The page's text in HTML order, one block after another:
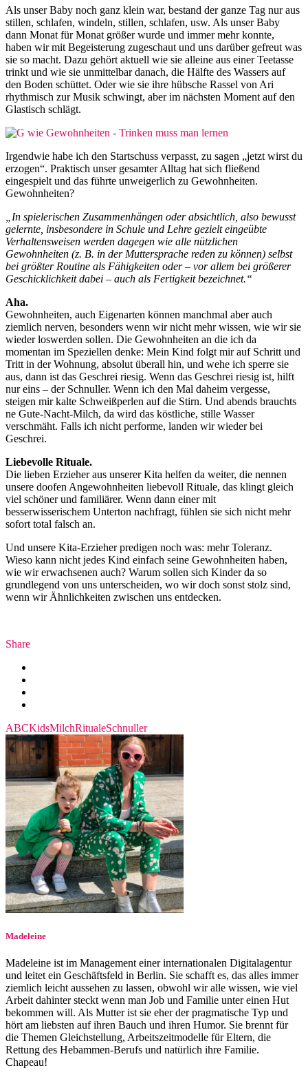
Als unser Baby noch ganz klein war, bestand der ganze Tag nur aus
stillen, schlafen, windeln, stillen, schlafen, usw. Als unser Baby
dann Monat für Monat größer wurde und immer mehr konnte,
haben wir mit Begeisterung zugeschaut und uns darüber gefreut was
sie so macht. Dazu gehört aktuell wie sie alleine aus einer Teetasse
trinkt und wie sie unmittelbar danach, die Hälfte des Wassers auf
den Boden schüttet. Oder wie sie ihre hübsche Rassel von Ari
rhythmisch zur Musik schwingt, aber im nächsten Moment auf den
Glastisch schlägt.
Irgendwie habe ich den Startschuss verpasst, zu sagen „jetzt wirst du
erzogen“. Praktisch unser gesamter Alltag hat sich fließend
eingespielt und das führte unweigerlich zu Gewohnheiten.
Gewohnheiten?
„In spielerischen Zusammenhängen oder absichtlich, also bewusst
gelernte, insbesondere in Schule und Lehre gezielt eingeübte
Verhaltensweisen werden dagegen wie alle nützlichen
Gewohnheiten (z. B. in der Muttersprache reden zu können) selbst
bei größter Routine als Fähigkeiten oder – vor allem bei größerer
Geschicklichkeit dabei – auch als Fertigkeit bezeichnet.“
Aha.
Gewohnheiten, auch Eigenarten können manchmal aber auch
ziemlich nerven, besonders wenn wir nicht mehr wissen, wie wir sie
wieder loswerden sollen. Die Gewohnheiten an die ich da
momentan im Speziellen denke: Mein Kind folgt mir auf Schritt und
Tritt in der Wohnung, absolut überall hin, und wehe ich sperre sie
aus, dann ist das Geschrei riesig. Wenn das Geschrei riesig ist, hilft
nur eins – der Schnuller. Wenn ich den Mal daheim vergesse,
steigen mir kalte Schweißperlen auf die Stirn. Und abends brauchts
ne Gute-Nacht-Milch, da wird das köstliche, stille Wasser
verschmäht. Falls ich nicht performe, landen wir wieder bei
Geschrei.
Liebevolle Rituale.
Die lieben Erzieher aus unserer Kita helfen da weiter, die nennen
unsere doofen Angewohnheiten liebevoll Rituale, das klingt gleich
viel schöner und familiärer. Wenn dann einer mit
besserwisserischem Unterton nachfragt, fühlen sie sich nicht mehr
sofort total falsch an.
Und unsere Kita-Erzieher predigen noch was: mehr Toleranz.
Wieso kann nicht jedes Kind einfach seine Gewohnheiten haben,
wie wir erwachsenen auch? Warum sollen sich Kinder da so
grundlegend von uns unterscheiden, wo wir doch sonst stolz sind,
wenn wir Ähnlichkeiten zwischen uns entdecken.
Share
ABCKidsMilchRitualeSchnuller
Madeleine
Madeleine ist im Management einer internationalen Digitalagentur
und leitet ein Geschäftsfeld in Berlin. Sie schafft es, das alles immer
ziemlich leicht aussehen zu lassen, obwohl wir alle wissen, wie viel
Arbeit dahinter steckt wenn man Job und Familie unter einen Hut
bekommen will. Als Mutter ist sie eher der pragmatische Typ und
hört am liebsten auf ihren Bauch und ihren Humor. Sie brennt für
die Themen Gleichstellung, Arbeitszeitmodelle für Eltern, die
Rettung des Hebammen-Berufs und natürlich ihre Familie.
Chapeau!